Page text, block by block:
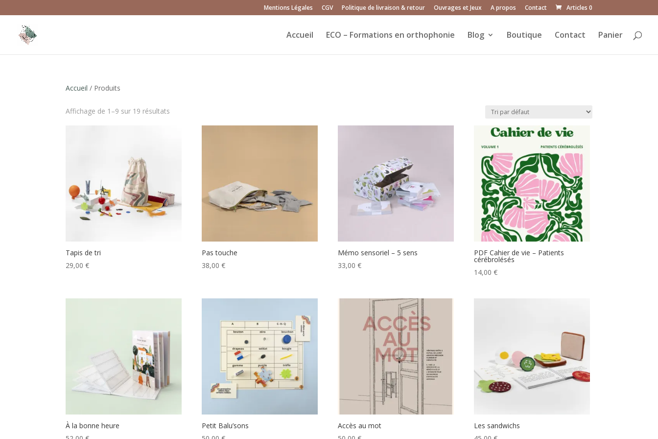
Mentions Légales CGV Politique de livraison & retour Ouvrages et Jeux A propos Contact Articles 0
Accueil ECO – Formations en orthophonie Blog Boutique Contact Panier
Accueil / Produits
Affichage de 1–9 sur 19 résultats
Tapis de tri
29,00€
Pas touche
38,00€
Mémo sensoriel – 5 sens
33,00€
PDF Cahier de vie – Patients
cérébrolésés
14,00€
À la bonne heure
Petit Balu’sons
Accès au mot
Les sandwichs